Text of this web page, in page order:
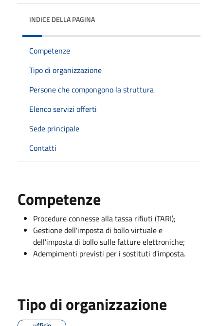
INDICE DELLA PAGINA
Competenze
Tipo di organizzazione
Persone che compongono la struttura
Elenco servizi offerti
Sede principale
Contatti
Competenze
Procedure connesse alla tassa rifiuti (TARI);
Gestione dell'imposta di bollo virtuale e
dell'imposta di bollo sulle fatture elettroniche;
Adempimenti previsti per i sostituti d'imposta.
Tipo di organizzazione